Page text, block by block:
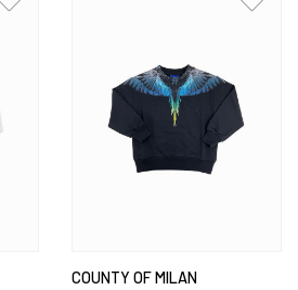
COUNTY OF MILAN